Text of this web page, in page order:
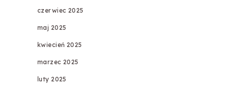
czerwiec 2025
maj 2025
kwiecień 2025
marzec 2025
luty 2025